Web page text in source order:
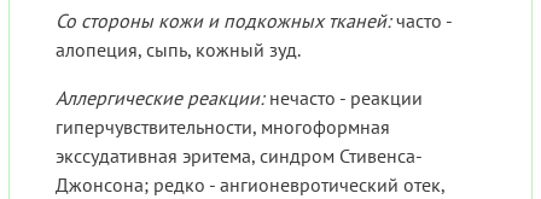
Со стороны кожи и подкожных тканей:часто -
алопеция, сыпь, кожный зуд.
Аллергические реакции:нечасто - реакции
гиперчувствительности, многоформная
экссудативная эритема, синдром Стивенса-
Джонсона; редко - ангионевротический отек,